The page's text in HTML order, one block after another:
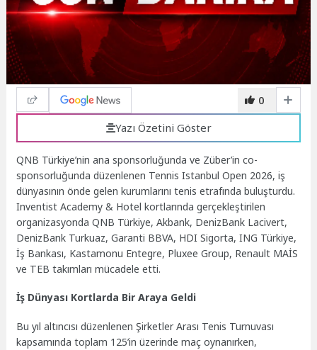
0
Yazı Özetini Göster
QNB Türkiye’nin ana sponsorluğunda ve Züber’in co-
sponsorluğunda düzenlenen Tennis Istanbul Open 2026, iş
dünyasının önde gelen kurumlarını tenis etrafında buluşturdu.
Inventist Academy & Hotel kortlarında gerçekleştirilen
organizasyonda QNB Türkiye, Akbank, DenizBank Lacivert,
DenizBank Turkuaz, Garanti BBVA, HDI Sigorta, ING Türkiye,
İş Bankası, Kastamonu Entegre, Pluxee Group, Renault MAİS
ve TEB takımları mücadele etti.
İş Dünyası Kortlarda Bir Araya Geldi
Bu yıl altıncısı düzenlenen Şirketler Arası Tenis Turnuvası
kapsamında toplam 125’in üzerinde maç oynanırken,